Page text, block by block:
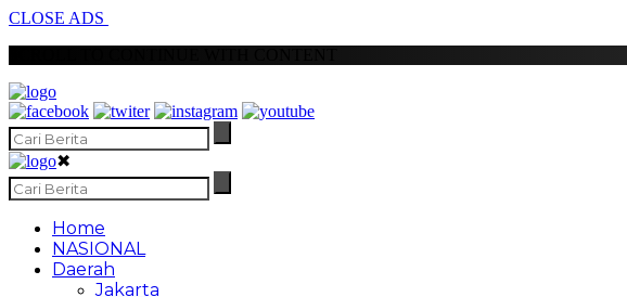
CLOSE ADS
✖
Home
NASIONAL
Daerah
Jakarta